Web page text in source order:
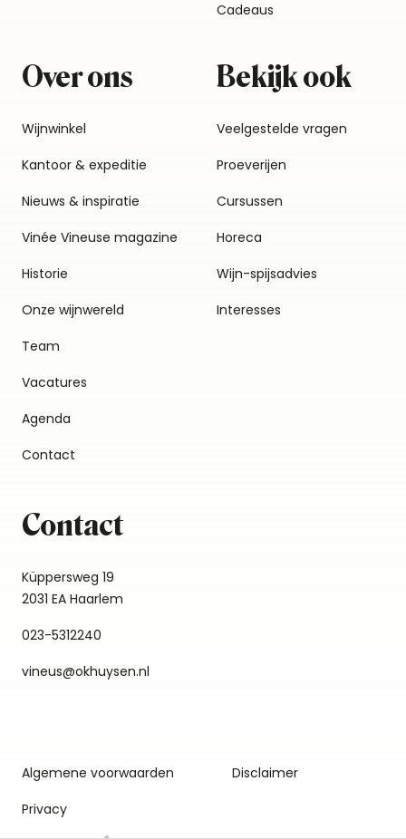
Cadeaus
Over ons
Wijnwinkel
Kantoor & expeditie
Nieuws & inspiratie
Vinée Vineuse magazine
Historie
Onze wijnwereld
Team
Vacatures
Agenda
Contact
Bekijk ook
Veelgestelde vragen
Proeverijen
Cursussen
Horeca
Wijn-spijsadvies
Interesses
Contact
Küppersweg 19
2031 EA Haarlem
023-5312240
vineus@okhuysen.nl
Algemene voorwaarden
Disclaimer
Privacy